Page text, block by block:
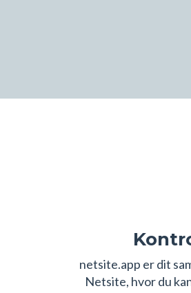
netsite.app er dit
Netsite, hvor du